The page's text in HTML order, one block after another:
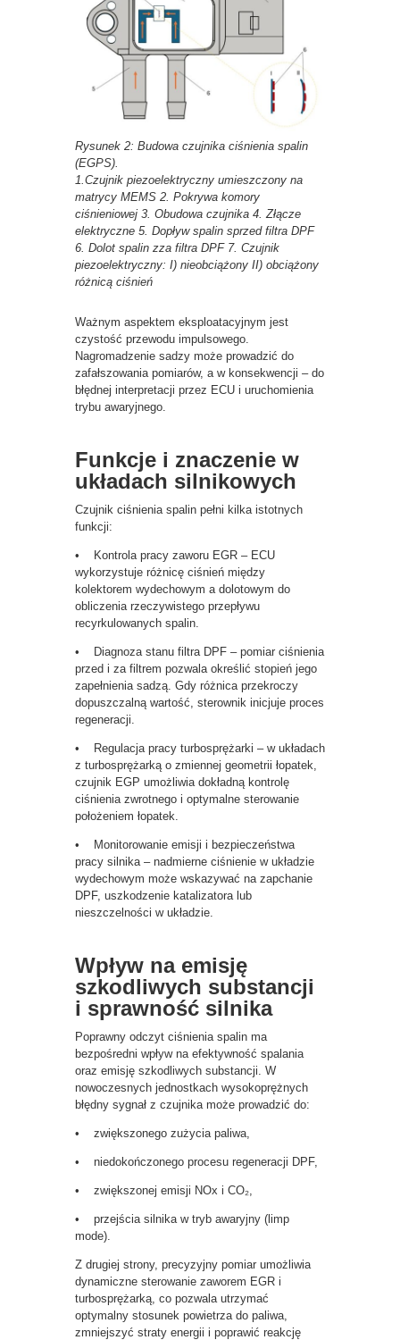
Rysunek 2: Budowa czujnika ciśnienia spalin
(EGPS).
1.Czujnik piezoelektryczny umieszczony na
matrycy MEMS 2. Pokrywa komory
ciśnieniowej 3. Obudowa czujnika 4. Złącze
elektryczne 5. Dopływ spalin sprzed filtra DPF
6. Dolot spalin zza filtra DPF 7. Czujnik
piezoelektryczny: I) nieobciążony II) obciążony
różnicą ciśnień
Ważnym aspektem eksploatacyjnym jest
czystość przewodu impulsowego.
Nagromadzenie sadzy może prowadzić do
zafałszowania pomiarów, a w konsekwencji – do
błędnej interpretacji przez ECU i uruchomienia
trybu awaryjnego.
Funkcje i znaczenie w
układach silnikowych
Czujnik ciśnienia spalin pełni kilka istotnych
funkcji:
• Kontrola pracy zaworu EGR – ECU
wykorzystuje różnicę ciśnień między
kolektorem wydechowym a dolotowym do
obliczenia rzeczywistego przepływu
recyrkulowanych spalin.
• Diagnoza stanu filtra DPF – pomiar ciśnienia
przed i za filtrem pozwala określić stopień jego
zapełnienia sadzą. Gdy różnica przekroczy
dopuszczalną wartość, sterownik inicjuje proces
regeneracji.
• Regulacja pracy turbosprężarki – w układach
z turbosprężarką o zmiennej geometrii łopatek,
czujnik EGP umożliwia dokładną kontrolę
ciśnienia zwrotnego i optymalne sterowanie
położeniem łopatek.
• Monitorowanie emisji i bezpieczeństwa
pracy silnika – nadmierne ciśnienie w układzie
wydechowym może wskazywać na zapchanie
DPF, uszkodzenie katalizatora lub
nieszczelności w układzie.
Wpływ na emisję
szkodliwych substancji
i sprawność silnika
Poprawny odczyt ciśnienia spalin ma
bezpośredni wpływ na efektywność spalania
oraz emisję szkodliwych substancji. W
nowoczesnych jednostkach wysokoprężnych
błędny sygnał z czujnika może prowadzić do:
• zwiększonego zużycia paliwa,
• niedokończonego procesu regeneracji DPF,
• zwiększonej emisji NOx i CO₂,
• przejścia silnika w tryb awaryjny (limp
mode).
Z drugiej strony, precyzyjny pomiar umożliwia
dynamiczne sterowanie zaworem EGR i
turbosprężarką, co pozwala utrzymać
optymalny stosunek powietrza do paliwa,
zmniejszyć straty energii i poprawić reakcję